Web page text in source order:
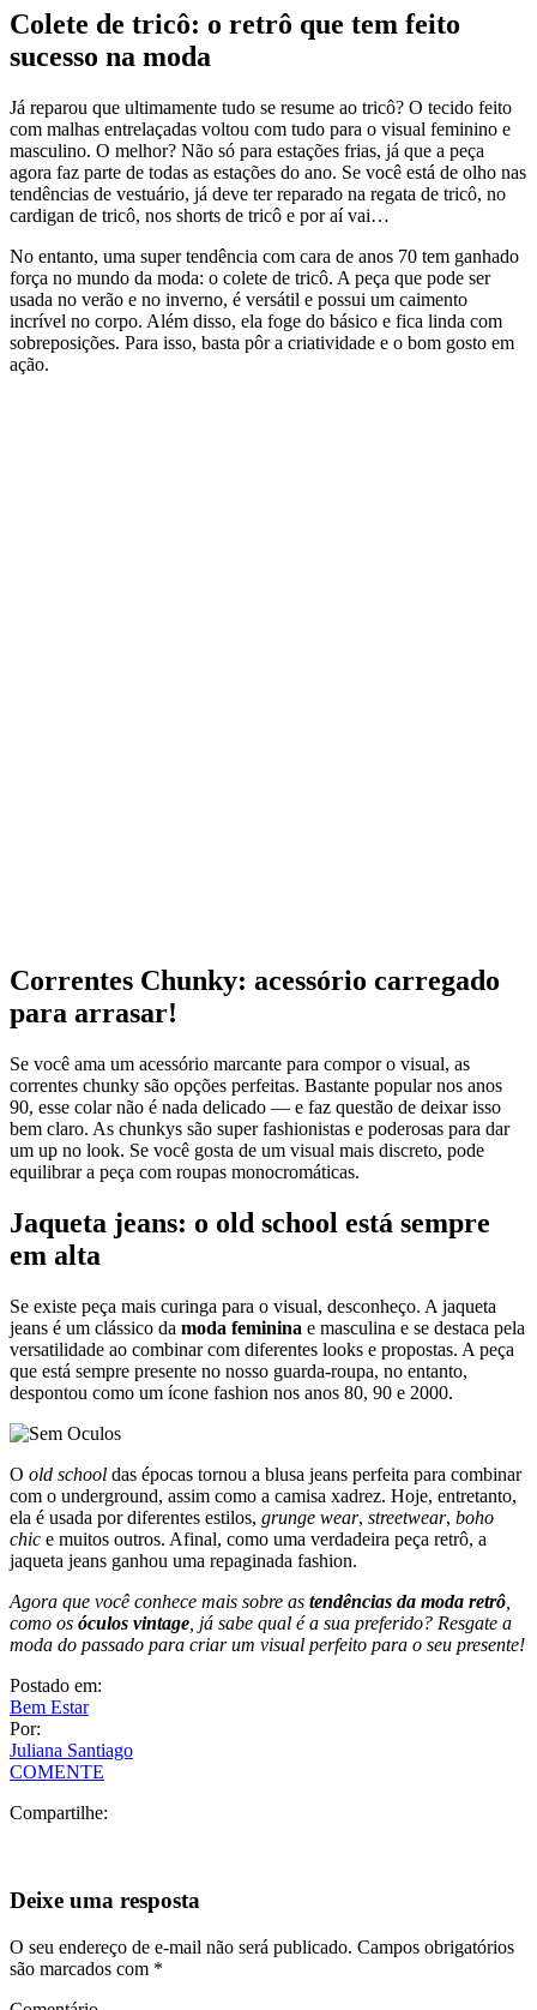
Colete de tricô: o retrô que tem feito
sucesso na moda
Já reparou que ultimamente tudo se resume ao tricô? O tecido feito
com malhas entrelaçadas voltou com tudo para o visual feminino e
masculino. O melhor? Não só para estações frias, já que a peça
agora faz parte de todas as estações do ano. Se você está de olho nas
tendências de vestuário, já deve ter reparado na regata de tricô, no
cardigan de tricô, nos shorts de tricô e por aí vai…
No entanto, uma super tendência com cara de anos 70 tem ganhado
força no mundo da moda: o colete de tricô. A peça que pode ser
usada no verão e no inverno, é versátil e possui um caimento
incrível no corpo. Além disso, ela foge do básico e fica linda com
sobreposições. Para isso, basta pôr a criatividade e o bom gosto em
ação.
Correntes Chunky: acessório carregado
para arrasar!
Se você ama um acessório marcante para compor o visual, as
correntes chunky são opções perfeitas. Bastante popular nos anos
90, esse colar não é nada delicado — e faz questão de deixar isso
bem claro. As chunkys são super fashionistas e poderosas para dar
um up no look. Se você gosta de um visual mais discreto, pode
equilibrar a peça com roupas monocromáticas.
Jaqueta jeans: o old school está sempre
em alta
Se existe peça mais curinga para o visual, desconheço. A jaqueta
jeans é um clássico damoda feminina e masculina e se destaca pela
versatilidade ao combinar com diferentes looks e propostas. A peça
que está sempre presente no nosso guarda-roupa, no entanto,
despontou como um ícone fashion nos anos 80, 90 e 2000.
O old school das épocas tornou a blusa jeans perfeita para combinar
com o underground, assim como a camisa xadrez. Hoje, entretanto,
ela é usada por diferentes estilos, grunge wear, streetwear ,boho
chic e muitos outros. Afinal, como uma verdadeira peça retrô, a
jaqueta jeans ganhou uma repaginada fashion.
Agora que você conhece mais sobre astendências da moda retrô,
como os óculos vintage, já sabe qual é a sua preferido? Resgate a
moda do passado para criar um visual perfeito para o seu presente!
Postado em:
Bem Estar
Por:
Juliana Santiago
COMENTE
Compartilhe:
Deixe uma resposta
O seu endereço de e-mail não será publicado. Campos obrigatórios
são marcados com